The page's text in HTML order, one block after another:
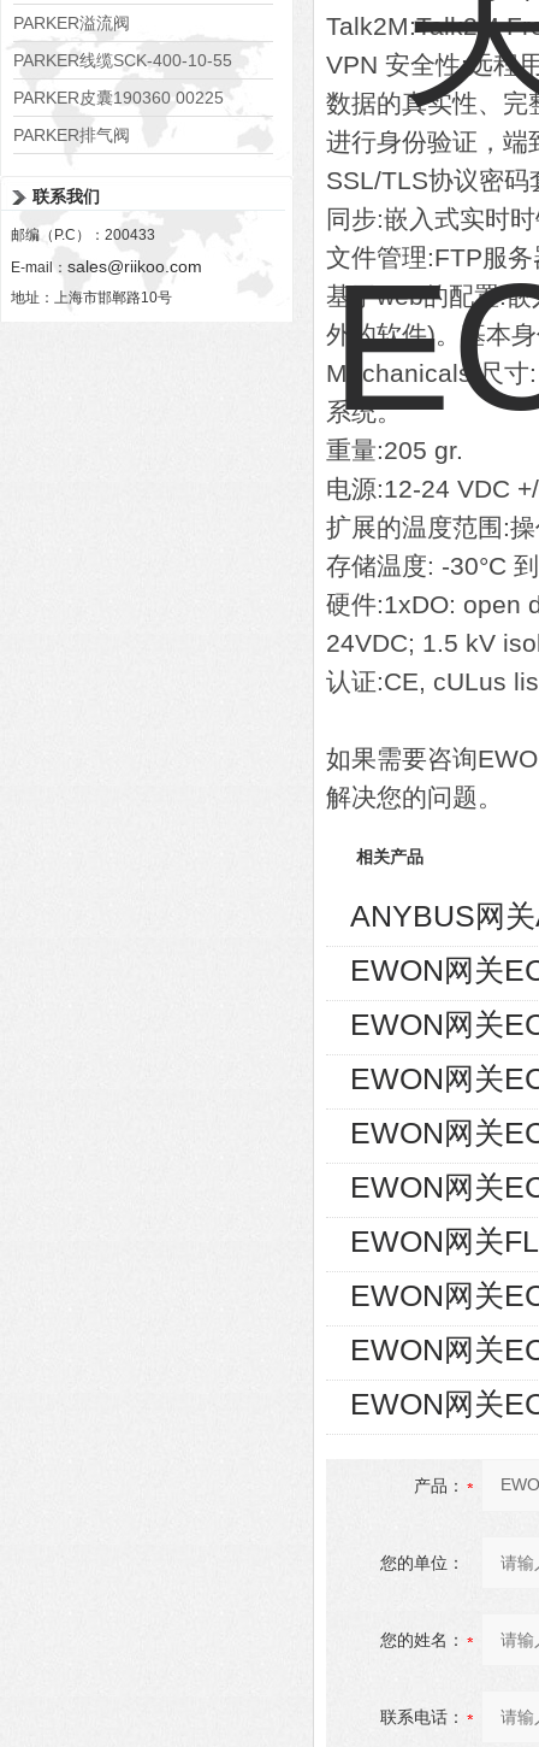
608074
PARKER溢流阀
RE06M35W2N1KWXG087
PARKER线缆SCK-400-10-55
PARKER皮囊190360 00225
PARKER排气阀
联系我们
邮编（P.C）：200433
E-mail： sales@riikoo.com
地址：上海市邯郸路10号
Talk2M:Talk2M
VPN 安全性:远程
数据的真实性、完
进行身份验证，端
SSL/TLS协议密码
同步:嵌入式实时
文件管理:FTP服
基于web的配置:
外的软件)。基本
Mechanicals 尺寸
系统。
重量:205 gr.
电源:12-24 VDC
扩展的温度范围:
存储温度: -30°C
硬件:1xDO: open
24VDC; 1.5 kV
认证:CE, cULus
如果需要咨询
解决您的问题。
相关产品
ANYBUS网
EWON网关
EWON网关
EWON网关
EWON网关
EWON网关
EWON网关
EWON网关
EWON网关
EWON网关
产品：
您的单位：
您的姓名：
联系电话：